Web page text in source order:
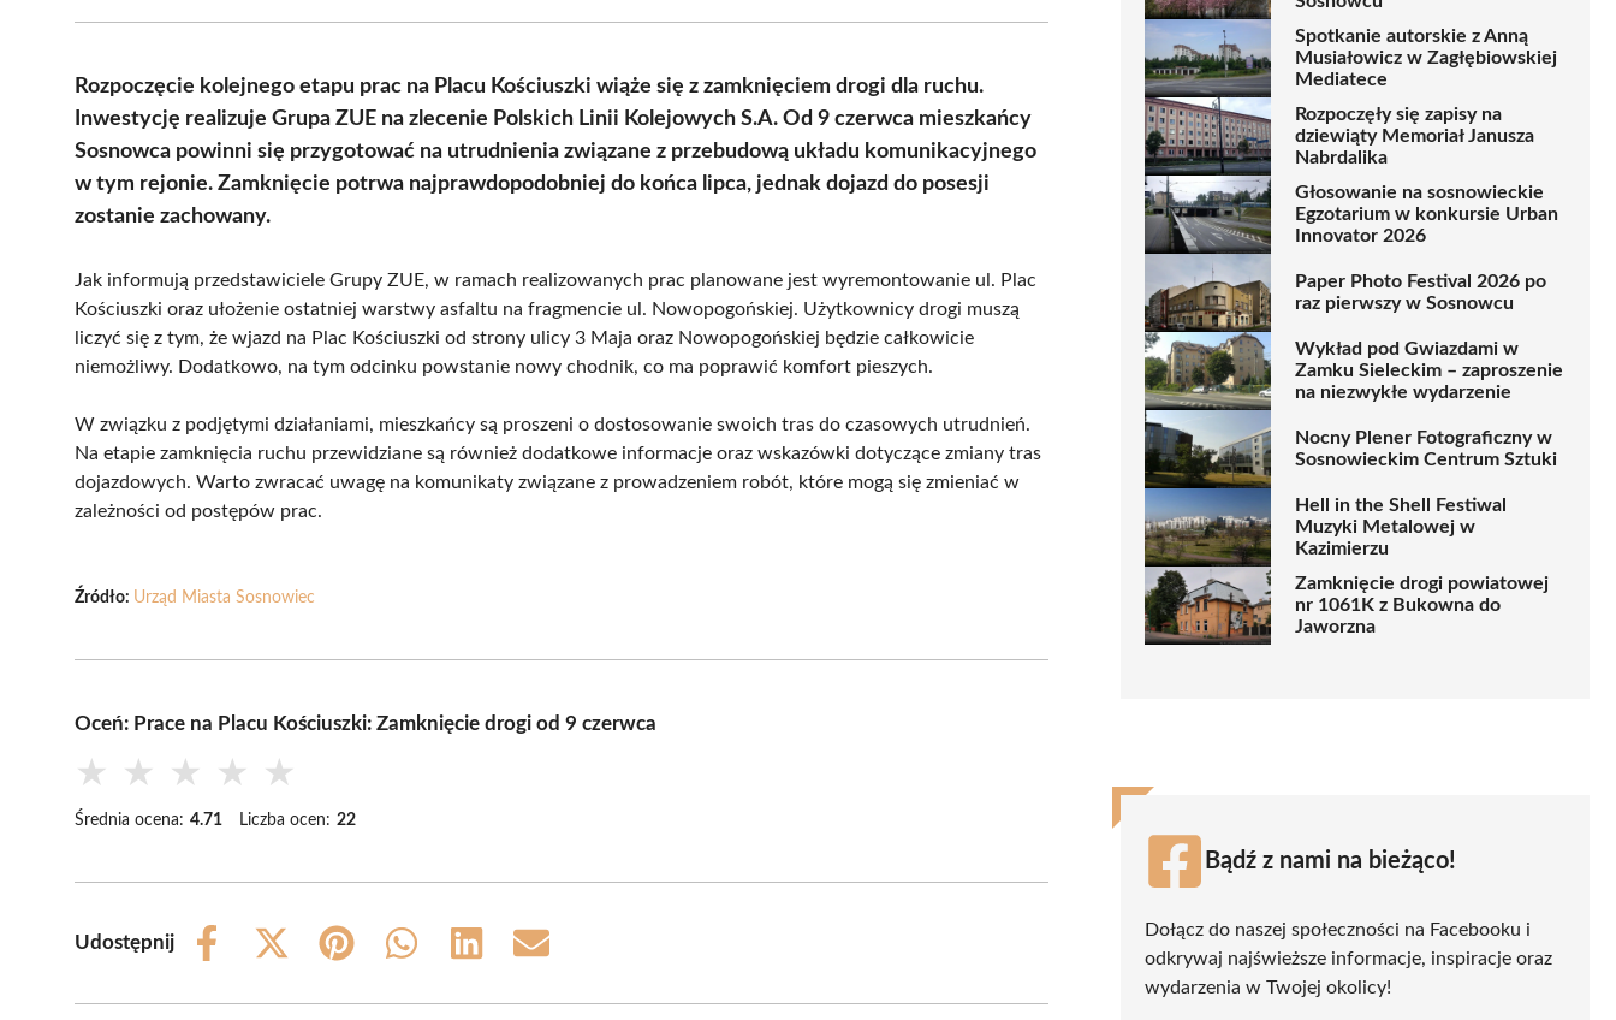
(Twitter)
Rozpoczęcie kolejnego etapu prac na Placu Kościuszki wiąże się z zamknięciem drogi dla ruchu.
Inwestycję realizuje Grupa ZUE na zlecenie Polskich Linii Kolejowych S.A. Od 9 czerwca mieszkańcy
Sosnowca powinni się przygotować na utrudnienia związane z przebudową układu komunikacyjnego
w tym rejonie. Zamknięcie potrwa najprawdopodobniej do końca lipca, jednak dojazd do posesji
zostanie zachowany.
Jak informują przedstawiciele Grupy ZUE, w ramach realizowanych prac planowane jest wyremontowanie ul. Plac
Kościuszki oraz ułożenie ostatniej warstwy asfaltu na fragmencie ul. Nowopogońskiej. Użytkownicy drogi muszą
liczyć się z tym, że wjazd na Plac Kościuszki od strony ulicy 3 Maja oraz Nowopogońskiej będzie całkowicie
niemożliwy. Dodatkowo, na tym odcinku powstanie nowy chodnik, co ma poprawić komfort pieszych.
W związku z podjętymi działaniami, mieszkańcy są proszeni o dostosowanie swoich tras do czasowych utrudnień.
Na etapie zamknięcia ruchu przewidziane są również dodatkowe informacje oraz wskazówki dotyczące zmiany tras
dojazdowych. Warto zwracać uwagę na komunikaty związane z prowadzeniem robót, które mogą się zmieniać w
zależności od postępów prac.
Źródło: Urząd Miasta Sosnowiec
Oceń: Prace na Placu Kościuszki: Zamknięcie drogi od 9 czerwca
★ ★ ★ ★ ★
Średnia ocena: 4.71 Liczba ocen: 22
Udostępnij
Share
Share
(Twitter)
Share
Share
Share
Share
Spotkanie autorskie z Anną
Musiałowicz w Zagłębiowskiej
Mediatece
Rozpoczęły się zapisy na
dziewiąty Memoriał Janusza
Nabrdalika
Głosowanie na sosnowieckie
Egzotarium w konkursie Urban
Innovator 2026
Paper Photo Festival 2026 po
raz pierwszy w Sosnowcu
Wykład pod Gwiazdami w
Zamku Sieleckim – zaproszenie
na niezwykłe wydarzenie
Nocny Plener Fotograficzny w
Sosnowieckim Centrum Sztuki
Hell in the Shell Festiwal
Muzyki Metalowej w
Kazimierzu
Zamknięcie drogi powiatowej
nr 1061K z Bukowna do
Jaworzna
Bądź z nami na bieżąco!
Dołącz do naszej społeczności na Facebooku i
odkrywaj najświeższe informacje, inspiracje oraz
wydarzenia w Twojej okolicy!